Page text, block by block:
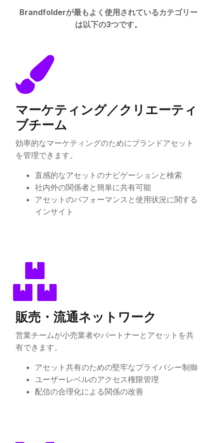
Brandfolderが最もよく使用されているカテゴリー
は以下の3つです。
マーケティング／クリエーティ
ブチーム
効率的なマーケティングのためにブランドアセット
を管理できます。
直感的なアセットのナビゲーションと検索
社内外の関係者と簡単に共有可能
アセットのパフォーマンスと使用状況に関する
インサイト
販売・流通ネットワーク
営業チームが小売業者やパートナーとアセットを共
有できます。
アセット共有のための堅牢なプライバシー制御
ユーザーレベルのアクセス権限管理
配信の合理化による関係の改善